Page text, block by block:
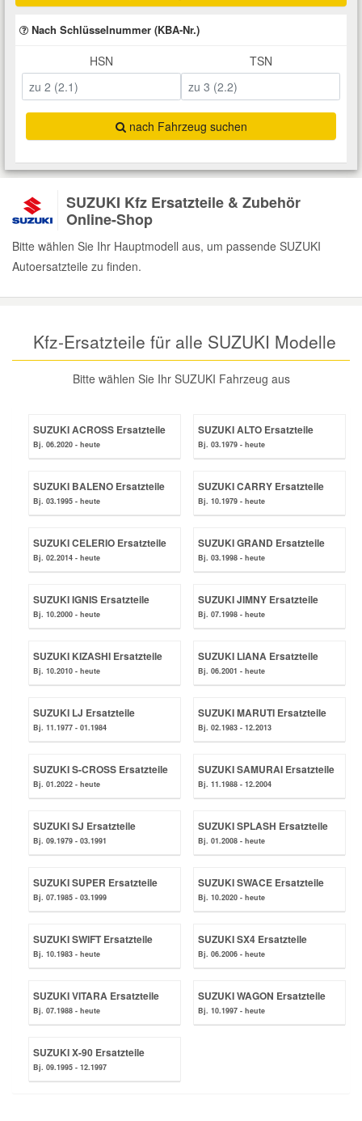
Nach Schlüsselnummer (KBA-Nr.)
HSN TSN
nach Fahrzeug suchen
SUZUKI Kfz Ersatzteile & Zubehör
Online-Shop
Bitte wählen Sie Ihr Hauptmodell aus, um passende SUZUKI
Autoersatzteile zu finden.
Kfz-Ersatzteile für alle SUZUKI Modelle
Bitte wählen Sie Ihr SUZUKI Fahrzeug aus
SUZUKI ACROSS Ersatzteile
Bj. 06.2020 - heute
SUZUKI ALTO Ersatzteile
Bj. 03.1979 - heute
SUZUKI BALENO Ersatzteile
Bj. 03.1995 - heute
SUZUKI CARRY Ersatzteile
Bj. 10.1979 - heute
SUZUKI CELERIO Ersatzteile
Bj. 02.2014 - heute
SUZUKI GRAND Ersatzteile
Bj. 03.1998 - heute
SUZUKI IGNIS Ersatzteile
Bj. 10.2000 - heute
SUZUKI JIMNY Ersatzteile
Bj. 07.1998 - heute
SUZUKI KIZASHI Ersatzteile
Bj. 10.2010 - heute
SUZUKI LIANA Ersatzteile
Bj. 06.2001 - heute
SUZUKI LJ Ersatzteile
Bj. 11.1977 - 01.1984
SUZUKI MARUTI Ersatzteile
Bj. 02.1983 - 12.2013
SUZUKI S-CROSS Ersatzteile
Bj. 01.2022 - heute
SUZUKI SAMURAI Ersatzteile
Bj. 11.1988 - 12.2004
SUZUKI SJ Ersatzteile
Bj. 09.1979 - 03.1991
SUZUKI SPLASH Ersatzteile
Bj. 01.2008 - heute
SUZUKI SUPER Ersatzteile
Bj. 07.1985 - 03.1999
SUZUKI SWACE Ersatzteile
Bj. 10.2020 - heute
SUZUKI SWIFT Ersatzteile
Bj. 10.1983 - heute
SUZUKI SX4 Ersatzteile
Bj. 06.2006 - heute
SUZUKI VITARA Ersatzteile
Bj. 07.1988 - heute
SUZUKI WAGON Ersatzteile
Bj. 10.1997 - heute
SUZUKI X-90 Ersatzteile
Bj. 09.1995 - 12.1997
Heizung und Klimaanlage
Kraftstoffsystem
Kühlung
Motor
Riementrieb
Zündanlage und Glühanlage
Reiniger
Rostlöser
Schmiermittel
Fahrwerk Werkzeuge
Halterung Abgasstrang
Kfz Spezialwerkzeuge
Leitungsverbinder
Motortechnik Werkzeuge
Prüf- und Messwerkzeuge
Reparatur-Zubehör
Karosserie Werkzeug
Kfz-Pflege
Kofferraumwanne
Marderschutz
Nachrüstwischer
Pannenhilfe
Reifen Zubehör
Schlüsselgehäuse
Werkstattbedarf
VW Ersatzteile
Abarth Ersatzteile
Alfa Romeo Ersatzteile
Audi Ersatzteile
BMW Ersatzteile
Chevrolet Ersatzteile
Chrysler Ersatzteile
Cupra Ersatzteile
Daihatsu Ersatzteile
Dodge Ersatzteile
Hyundai Ersatzteile
Jeep Ersatzteile
Kia Ersatzteile
Lancia Ersatzteile
Mini Ersatzteile
Mitsubishi Ersatzteile
Nissan Ersatzteile
Porsche Ersatzteile
Skoda Ersatzteile